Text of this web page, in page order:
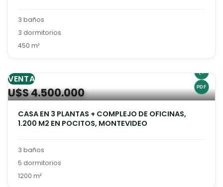
3 baños
3 dormitorios
450 m²
VENTA
U$S 4.500.000
CASA EN 3 PLANTAS + COMPLEJO DE OFICINAS,
1.200 M2 EN POCITOS, MONTEVIDEO
3 baños
5 dormitorios
1200 m²